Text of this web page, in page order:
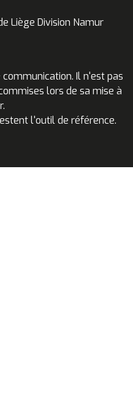
Liège Division Namur
Il n'est pas
lors de sa mise à
l'outil de référence.